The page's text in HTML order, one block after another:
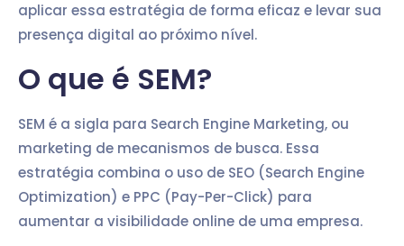
aplicar essa estratégia de forma eficaz e levar sua
presença digital ao próximo nível.
O que é SEM?
SEM é a sigla para Search Engine Marketing, ou
marketing de mecanismos de busca. Essa
estratégia combina o uso de SEO (Search Engine
Optimization) e PPC (Pay-Per-Click) para
aumentar a visibilidade online de uma empresa.